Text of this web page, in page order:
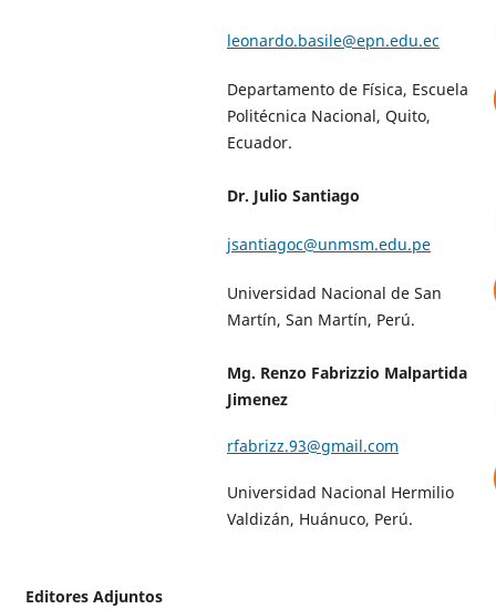
leonardo.basile@epn.edu.ec
Departamento de Física, Escuela
Politécnica Nacional, Quito,
Ecuador.
Dr. Julio Santiago
jsantiagoc@unmsm.edu.pe
Universidad Nacional de San
Martín, San Martín, Perú.
Mg. Renzo Fabrizzio Malpartida
Jimenez
rfabrizz.93@gmail.com
Universidad Nacional Hermilio
Valdizán, Huánuco, Perú.
Editores Adjuntos